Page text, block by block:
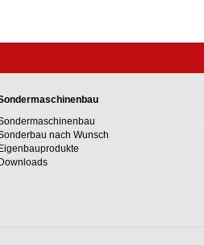
nach Wunsch
Eigenbauprodukte
Downloads